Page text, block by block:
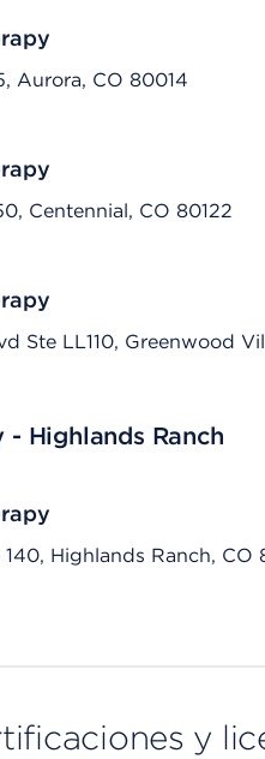
Aurora, CO 80014
on mobile devices
Centennial, CO 80122
on mobile devices
Ste LL110, Greenwood
on mobile devices
- Highlands Ranch
Highlands Ranch, CO
on mobile devices
y